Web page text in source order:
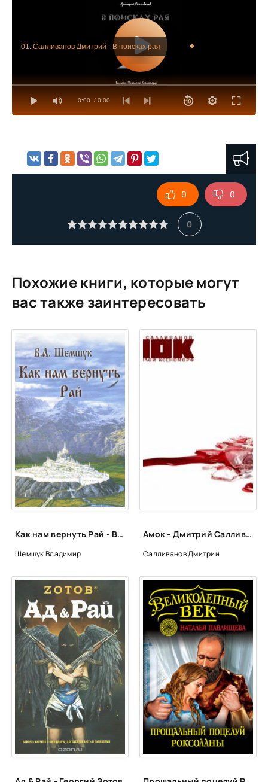
0:00 / 0:00
01. Салливанов Дмитрий - В поисках рая
0
0 0
Похожие книги, которые могут
вас также заинтересовать
Как нам вернуть Рай - Владимир Шемшук
Шемшук Владимир
Амок - Дмитрий Салливанов
Салливанов Дмитрий